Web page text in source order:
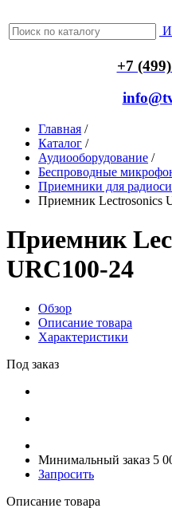
+7
Главная /
Каталог /
Аудиооборудование /
Беспроводные
Приемники для
Приемник Lectrosonics
Приемник
URC100-24
Обзор
Описание товара
Характеристики
Под заказ
Минимальный заказ 5
Запросить
Описание товара